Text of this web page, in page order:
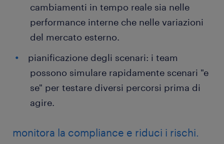
cambiamenti in tempo reale sia nelle
performance interne che nelle variazioni
del mercato esterno.
pianificazione degli scenari: i team
possono simulare rapidamente scenari "e
se" per testare diversi percorsi prima di
agire.
monitora la compliance e riduci i rischi.